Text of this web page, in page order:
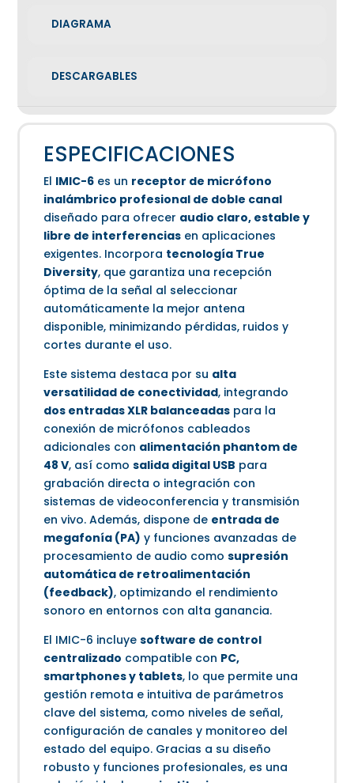
DIAGRAMA
DESCARGABLES
ESPECIFICACIONES
El IMIC-6 es un receptor de micrófono
inalámbrico profesional de doble canal
diseñado para ofrecer audio claro, estable y
libre de interferencias en aplicaciones
exigentes. Incorpora tecnología True
Diversity, que garantiza una recepción
óptima de la señal al seleccionar
automáticamente la mejor antena
disponible, minimizando pérdidas, ruidos y
cortes durante el uso.
Este sistema destaca por su alta
versatilidad de conectividad, integrando
dos entradas XLR balanceadas para la
conexión de micrófonos cableados
adicionales con alimentación phantom de
48 V, así comosalida digital USB para
grabación directa o integración con
sistemas de videoconferencia y transmisión
en vivo. Además, dispone de entrada de
megafonía (PA) y funciones avanzadas de
procesamiento de audio comosupresión
automática de retroalimentación
(feedback), optimizando el rendimiento
sonoro en entornos con alta ganancia.
El IMIC-6 incluyesoftware de control
centralizado compatible con PC,
smartphones y tablets, lo que permite una
gestión remota e intuitiva de parámetros
clave del sistema, como niveles de señal,
configuración de canales y monitoreo del
estado del equipo. Gracias a su diseño
robusto y funciones profesionales, es una